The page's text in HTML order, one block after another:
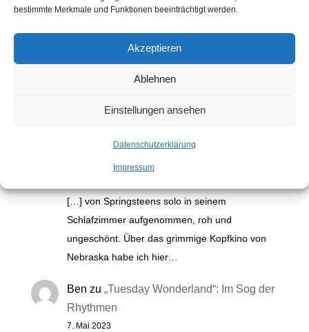
bestimmte Merkmale und Funktionen beeinträchtigt werden.
Akzeptieren
Ablehnen
Einstellungen ansehen
Datenschutzerklärung
Impressum
Auslaufrillezu„Nebraska“: Bruce
[…] von Springsteens solo in seinem
Schlafzimmer aufgenommen, roh und
ungeschönt. Über das grimmige Kopfkino von
Nebraska habe ich hier…
Ben zu „Tuesday Wonderland“: Im Sog der
Rhythmen
7. Mai 2023